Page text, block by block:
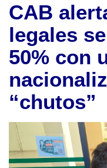
CAB
legales
50% con
“chutos”